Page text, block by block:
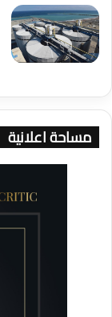
مساحة اعلانية